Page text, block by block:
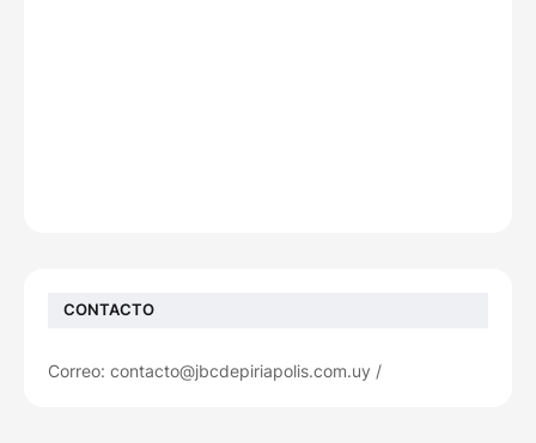
CONTACTO
Correo: contacto@jbcdepiriapolis.com.uy /